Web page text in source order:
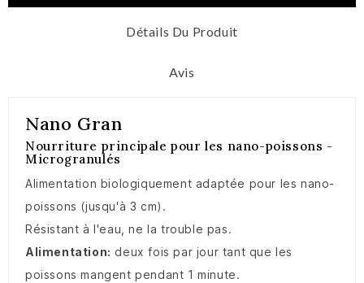
Détails Du Produit
Avis
Nano Gran
Nourriture principale pour les nano-poissons -
Microgranulés
Alimentation biologiquement adaptée pour les nano-
poissons (jusqu'à 3 cm).
Résistant à l'eau, ne la trouble pas.
Alimentation: deux fois par jour tant que les
poissons mangent pendant 1 minute.